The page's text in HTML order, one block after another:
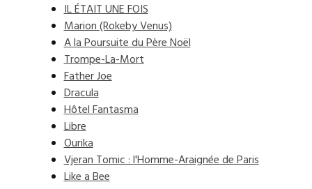
IL ÉTAIT UNE FOIS
Marion (Rokeby Venus)
A la Poursuite du Père Noël
Trompe-La-Mort
Father Joe
Dracula
Hôtel Fantasma
Libre
Ourika
Vjeran Tomic : l'Homme-Araignée de Paris
Like a Bee